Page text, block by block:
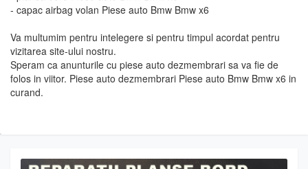
- capac airbag volan Piese auto Bmw Bmw x6
Va multumim pentru intelegere si pentru timpul acordat pentru
vizitarea site-ului nostru.
Speram ca anunturile cu piese auto dezmembrari sa va fie de
folos in viitor. Piese auto dezmembrari Piese auto Bmw Bmw x6 in
curand.